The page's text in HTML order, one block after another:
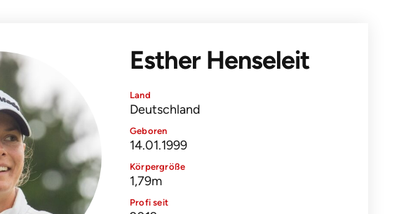
Esther Henseleit
Land
Deutschland
Geboren
14.01.1999
Körpergröße
1,79m
Profi seit